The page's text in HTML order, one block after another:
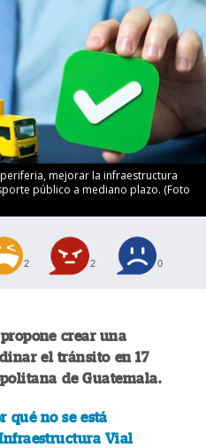
mejorar la infraestructura
público a mediano plazo. (Foto
2 2 0
crear una
el tránsito en 17
de Guatemala.
qué no se está
Vial